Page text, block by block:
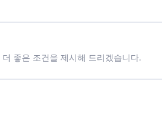
좋은 조건을 제시해 드리겠습니다.